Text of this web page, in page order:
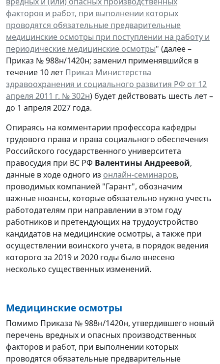
факторов и работ, при выполнении которых
проводятся обязательные предварительные
медицинские осмотры при поступлении на работу и
периодические медицинские осмотры" (далее –
Приказ № 988н/1420н; заменил применявшийся в
течение 10 лет Приказ Министерства
здравоохранения и социального развития РФ от 12
апреля 2011 г. № 302н) будет действовать шесть лет –
до 1 апреля 2027 года.
Опираясь на комментарии профессора кафедры
трудового права и права социального обеспечения
Российского государственного университета
правосудия при ВС РФ Валентины Андреевой,
данные в ходе одного из онлайн-семинаров,
проводимых компанией "Гарант", обозначим
важные нюансы, которые обязательно нужно учесть
работодателям при направлении в этом году
работников и претендующих на трудоустройство
кандидатов на медицинские осмотры, а также при
осуществлении воинского учета, в порядок ведения
которого за 2019 и 2020 годы было внесено
несколько существенных изменений.
Медицинские осмотры
Помимо Приказа № 988н/1420н, утвердившего новый
перечень вредных и опасных производственных
факторов и работ, при выполнении которых
проводятся обязательные предварительные